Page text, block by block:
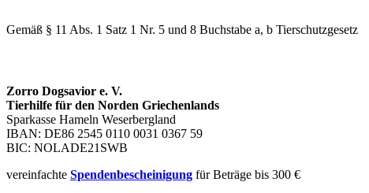
Gemäß § 11 Abs. 1 Satz 1 Nr. 5 und 8 Buchstabe a, b Tierschutzgesetz
Zorro Dogsavior e. V.
Tierhilfe für den Norden Griechenlands
Sparkasse Hameln Weserbergland
IBAN: DE86 2545 0110 0031 0367 59
BIC: NOLADE21SWB
vereinfachte Spendenbescheinigung für Beträge bis 300 €